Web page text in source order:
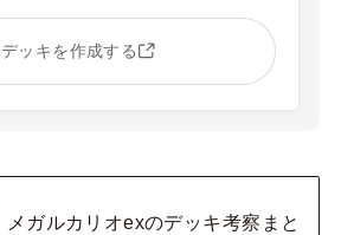
デッキを作成する
メガルカリオexのデッキ考察まと